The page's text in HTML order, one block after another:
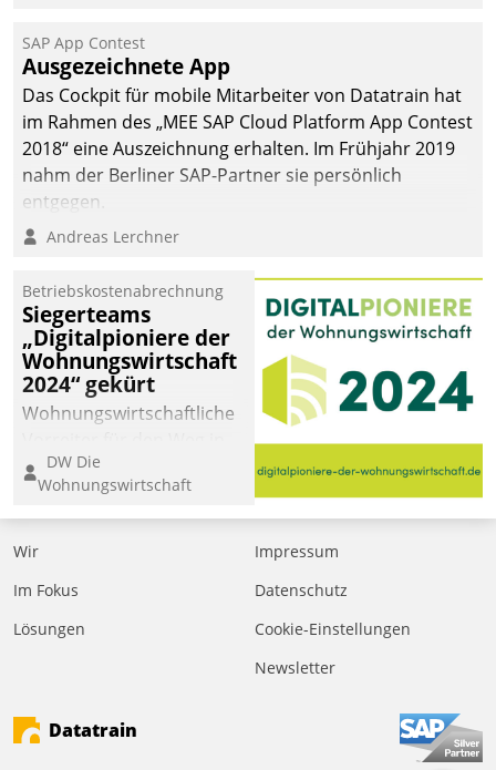
SAP App Contest
Ausgezeichnete App
Das Cockpit für mobile Mitarbeiter von Datatrain hat
im Rahmen des „MEE SAP Cloud Platform App Contest
2018“ eine Auszeichnung erhalten. Im Frühjahr 2019
nahm der Berliner SAP-Partner sie persönlich
entgegen.
Andreas Lerchner
Betriebskostenabrechnung
Siegerteams
„Digitalpioniere der
Wohnungswirtschaft
2024“ gekürt
Wohnungswirtschaftliche
eine digitale Zukunft zu
finden, ist das Ziel des
Awards „Digitalpioniere
der
Bewerben können sich
dafür ein Team
DW Die
Wohnungswirtschaft
Wir
Im Fokus
Lösungen
Impressum
Datenschutz
Cookie-Einstellungen
Newsletter
Datatrain